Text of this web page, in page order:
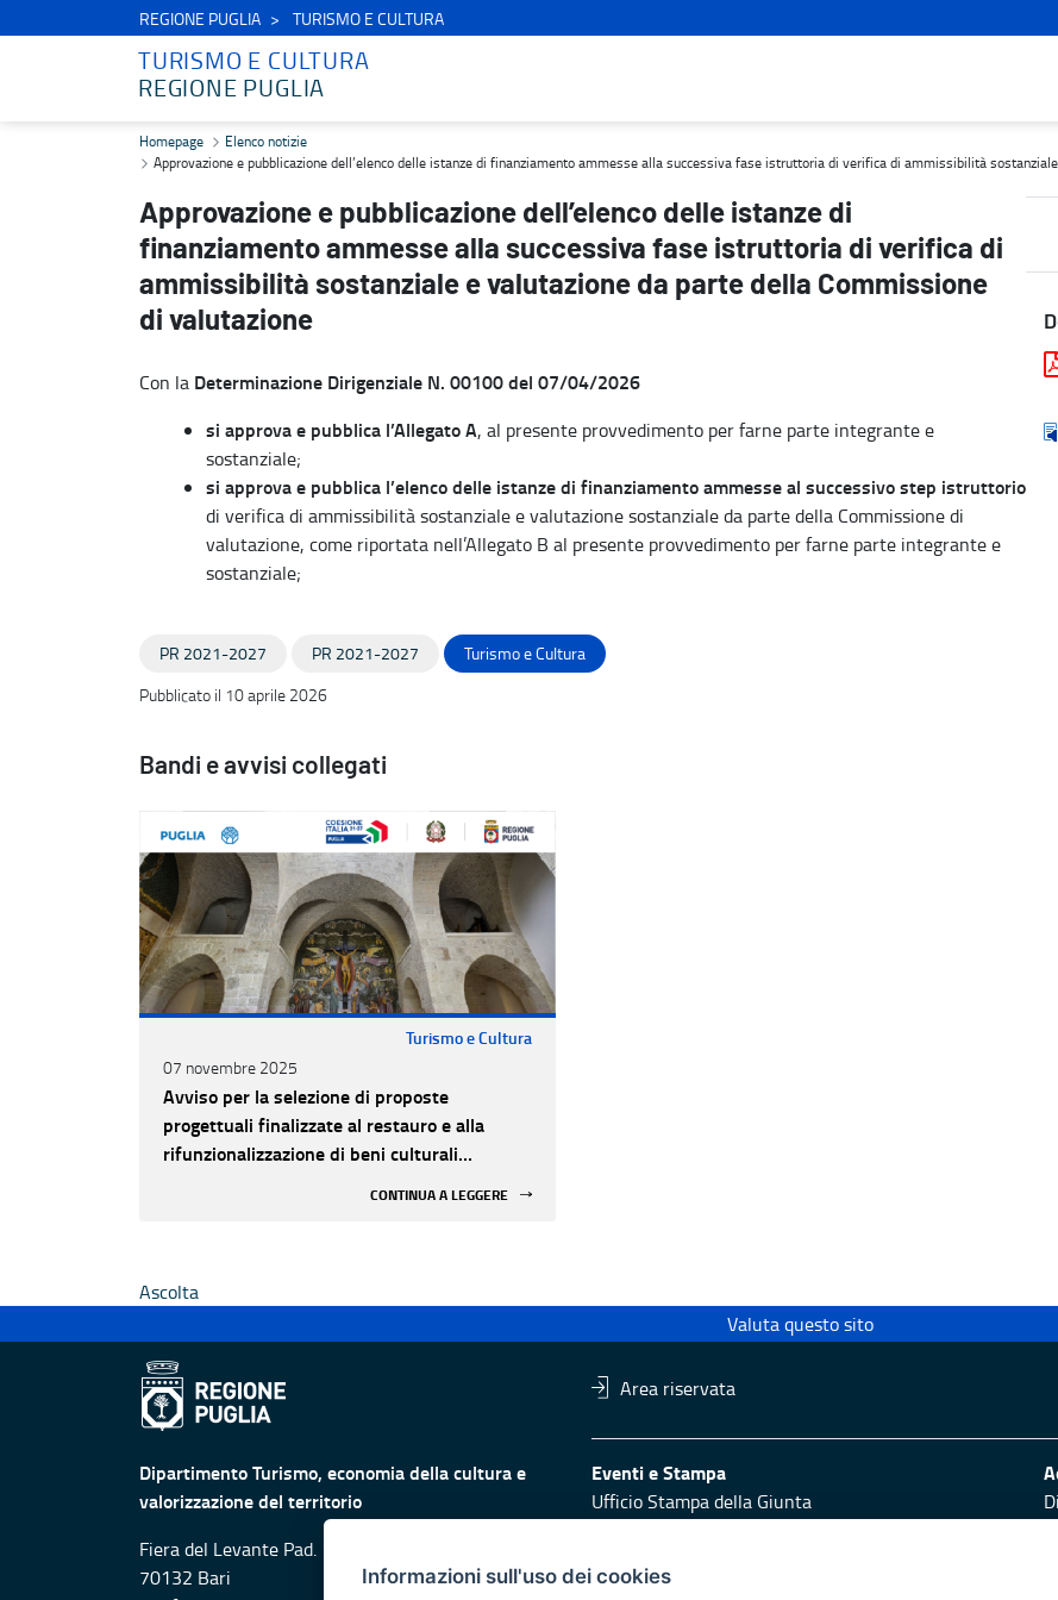
REGIONE PUGLIA TURISMO E CULTURA
TURISMO E CULTURA
REGIONE PUGLIA
Approvazione e pubblicazione dell’elenco delle istanze di finanziamento ammesse alla successiva fase istruttoria di verifica di
Homepage
Elenco notizie
Approvazione e pubblicazione dell’elenco delle istanze di finanziamento ammesse alla successiva fase istruttoria di verifica di ammissibilità
Approvazione e pubblicazione dell’elenco delle istanze di
finanziamento ammesse alla successiva fase istruttoria di verifica di
ammissibilità sostanziale e valutazione da parte della Commissione
di valutazione
Con la Determinazione Dirigenziale N. 00100 del 07/04/2026
si approva e pubblica l’Allegato A, al presente provvedimento per farne parte integrante e
sostanziale;
si approva e pubblica l’elenco delle istanze di finanziamento ammesse al successivo step istruttorio
di verifica di ammissibilità sostanziale e valutazione sostanziale da parte della Commissione di
valutazione, come riportata nell’Allegato B al presente provvedimento per farne parte integrante e
sostanziale;
PR 2021-2027 PR 2021-2027
Turismo e Cultura
Pubblicato il 10 aprile 2026
Bandi e avvisi collegati
Turismo e Cultura
07 novembre 2025
Avviso per la selezione di proposte
progettuali finalizzate al restauro e alla
rifunzionalizzazione di beni culturali
CONTINUA A LEGGERE
Ascolta
Valuta questo sito
Area riservata
Dipartimento Turismo, economia della cultura e
valorizzazione del territorio
Fiera del Levante Pad. 107, Lungomare Starita -
70132 Bari
Eventi e Stampa
Ufficio Stampa della Giunta
Press Regione
Informazioni sull'uso dei cookies